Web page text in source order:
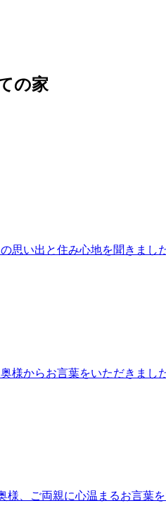
の家
思い出と住み心地を聞きま
様からお言葉をいただきま
様、ご両親に心温まるお言葉